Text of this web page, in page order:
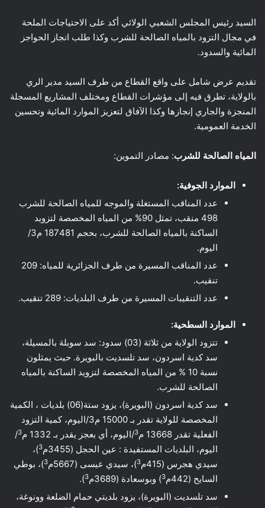
السيد رئيس المجلس الشعبي الولائي أكد على الاحتياجات الملحة
في مجال التزود بالمياه الصالحة للشرب وكذا طلب انجاز الحواجز
المائية والسدود.
تقديم عرض شامل على واقع القطاع من طرف السيد مدير الري
بالولاية، تطرق فيه إلى مؤشرات القطاع ومختلف المشاريع المسجلة
المنجزة والجاري إنجازها وكذا الآفاق لتعزيز الموارد المائية وتحسين
الخدمة العمومية.
المياه الصالحة للشرب: مصادر التموين:
الموارد الجوفية:
عدد المناقب المستغلة والموجه للمياه الصالحة للشرب
498 منقب، تمثل 90% من المياه المخصصة لتزويد
الساكنة بالمياه الصالحة للشرب، بحجم 187481 م3/
اليوم.
عدد المناقب المسيرة من طرف الجزائرية للمياه: 209
تنقيب.
عدد التنقيبات المسيرة من طرف البلديات: 289 تنقيب.
الموارد السطحية:
تتزود الولاية من ثلاثة (03) سدود: سد سوبلة بالمسيلة،
سد كدية اسردون، سد تلسديت بالبويرة. حيث يمثلون
نسبة 10 % من المياه المخصصة لتزويد الساكنة بالمياه
الصالحة للشرب.
سد كدية اسردون (البويرة)، يزود ستة(06) بلديات ، الكمية
المخصصة للولاية تقدر بـ 15000 م3/اليوم، كمية التزود
الفعلية تقدر 13668 م
3/اليوم، أي بعجز يقدر بـ 1332 م 3
/
اليوم، البلديات المستفيدة : عين الحجل (3455م
3)،
سيدي هجرس (415م
3)، سيدي عيسى (5667م 3)، بوطي
السايح (442م
3) وبوسعادة (3689م 3
).
سد تلسديت (البويرة)، يزود بلديتي حمام الضلعة وونوغة،